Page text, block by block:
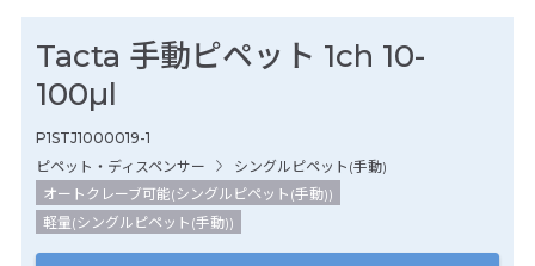
Tacta 手動ピペット 1ch 10-
100µl
P1STJ1000019-1
ピペット・ディスペンサー
シングルピペット(手動)
オートクレーブ可能(シングルピペット(手動))
軽量(シングルピペット(手動))